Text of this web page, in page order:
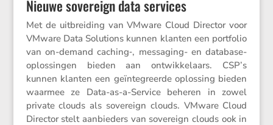
Nieuwe sovereign data services
Met de uitbrei­ding van VMware Cloud Director voor
VMware Data Solutions kunnen klanten een portfolio
van on-demand caching‑, messa­ging- en database-
oplos­singen bieden aan ontwik­ke­laars. CSP’s
kunnen klanten een geïnte­greerde oplos­sing bieden
waarmee ze Data-as-a-Service beheren in zowel
private clouds als sovereign clouds. VMware Cloud
Director stelt aanbie­ders van sovereign clouds ook in